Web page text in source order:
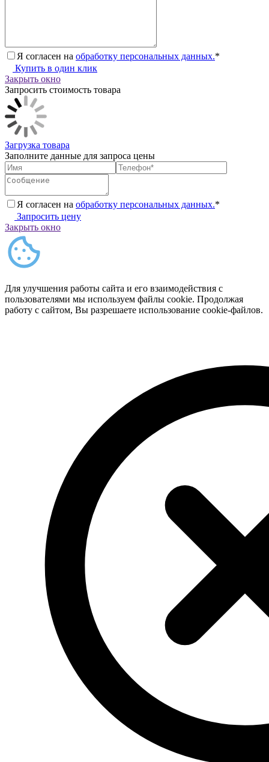
Я согласен на обработку персональных данных.*
Купить в один клик
Закрыть окно
Запросить стоимость товара
Загрузка товара
Заполните данные для запроса цены
Я согласен на обработку персональных данных.*
Запросить цену
Закрыть окно
Для улучшения работы сайта и его взаимодействия с
пользователями мы используем файлы cookie. Продолжая
работу с сайтом, Вы разрешаете использование cookie-файлов.